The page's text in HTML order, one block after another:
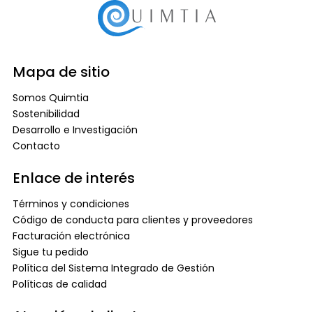
Mapa de sitio
Somos Quimtia
Sostenibilidad
Desarrollo e Investigación
Contacto
Enlace de interés
Términos y condiciones
Código de conducta para clientes y proveedores
Facturación electrónica
Sigue tu pedido
Política del Sistema Integrado de Gestión
Políticas de calidad